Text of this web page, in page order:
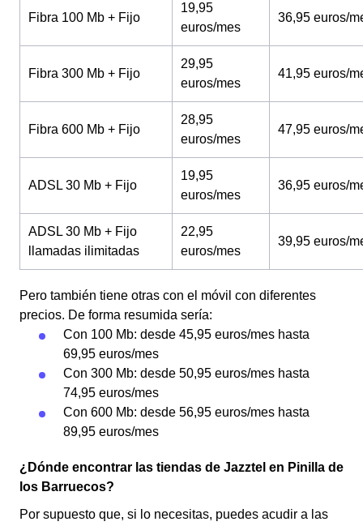
Fibra 100 Mb + Fijo
19,95
euros/mes
36,95 euros/
Fibra 300 Mb + Fijo
29,95
euros/mes
41,95 euros/
Fibra 600 Mb + Fijo
28,95
euros/mes
47,95 euros/
ADSL 30 Mb + Fijo
19,95
euros/mes
36,95 euros/
ADSL 30 Mb + Fijo
llamadas ilimitadas
22,95
euros/mes
39,95 euros/
Pero también tiene otras con el móvil con diferentes
precios. De forma resumida sería:
Con 100 Mb: desde 45,95 euros/mes hasta
69,95 euros/mes
Con 300 Mb: desde 50,95 euros/mes hasta
74,95 euros/mes
Con 600 Mb: desde 56,95 euros/mes hasta
89,95 euros/mes
¿Dónde encontrar las tiendas de Jazztel en Pinilla de
los Barruecos?
Por supuesto que, si lo necesitas, puedes acudir a las